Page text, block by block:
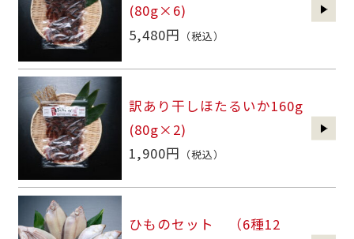
(80g×6)
5,480円 （税込）
訳あり干しほたるいか160g
(80g×2)
1,900円 （税込）
ひものセット （6種12